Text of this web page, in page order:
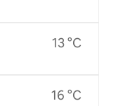
13 °C
16 °C